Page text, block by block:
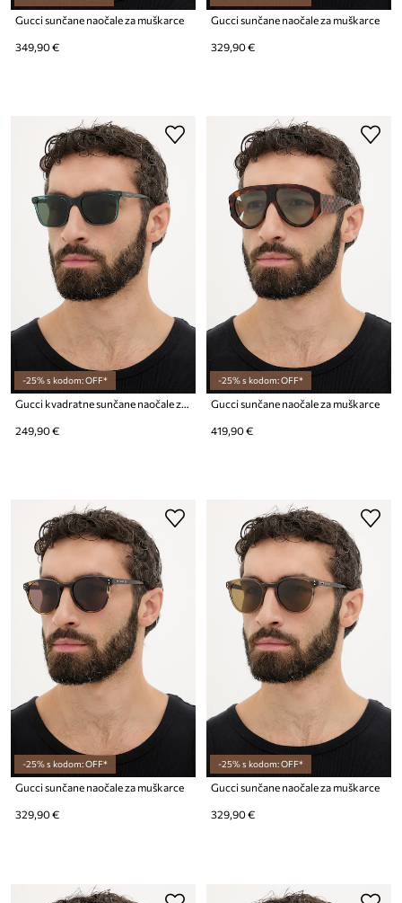
Gucci sunčane naočale za muškarce
349,90 €
Gucci sunčane naočale za muškarce
329,90 €
-25% s kodom: OFF*
Gucci kvadratne sunčane naočale za muškarce
249,90 €
-25% s kodom: OFF*
Gucci sunčane naočale za muškarce
419,90 €
-25% s kodom: OFF*
Gucci sunčane naočale za muškarce
329,90 €
-25% s kodom: OFF*
Gucci sunčane naočale za muškarce
329,90 €